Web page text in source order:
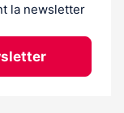
la newsletter